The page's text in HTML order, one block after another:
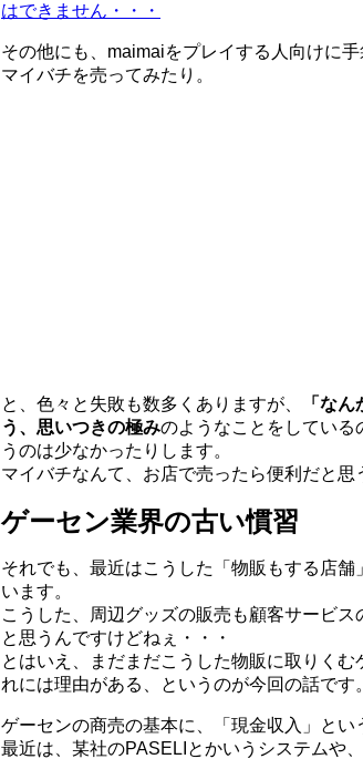
はできません・・・
その他にも、maimaiをプレイする人向けに
マイバチを売ってみたり。
と、色々と失敗も数多くありますが、
「な
う、思いつきの極みのようなことをしている
うのは少なかったりします。
マイバチなんて、お店で売ったら便利だと思
ゲーセン業界の古い慣習
それでも、最近はこうした「物販もする店
います。
こうした、周辺グッズの販売も顧客サービ
と思うんですけどねぇ・・・
とはいえ、まだまだこうした物販に取りく
れには理由がある、というのが今回の話です。
ゲーセンの商売の基本に、「現金収入」とい
最近は、某社のPASELIとかいうシステムや